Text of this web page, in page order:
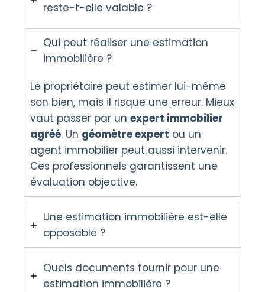
reste-t-elle valable ?
Qui peut réaliser une estimation
immobilière ?
Le propriétaire peut estimer lui-même
son bien, mais il risque une erreur. Mieux
vaut passer par un expert immobilier
agréé. Un géomètre expert ou un
agent immobilier peut aussi intervenir.
Ces professionnels garantissent une
évaluation objective.
Une estimation immobilière est-elle
opposable ?
Quels documents fournir pour une
estimation immobilière ?